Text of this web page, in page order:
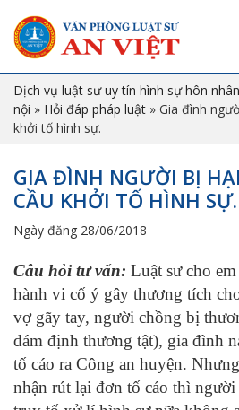
Dịch vụ luật sư uy tín hình sự hôn
nội » Hỏi đáp pháp luật » Gia đình
khởi tố hình sự.
GIA ĐÌNH NGƯỜI BỊ
CẦU KHỞI TỐ HÌNH SỰ.
Ngày đăng 28/06/2018
Câu hỏitư vấn: Luật sư cho
hành vi cố ý gây thương tích
vợ gãy tay, người chồng bị
dám định thương tật), gia đình
tố cáo ra Công an huyện.
nhận rút lại đơn tố cáo thì